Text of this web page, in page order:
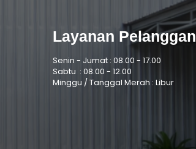
Layanan Pelanggan
Senin - Jumat : 08.00 - 17.00
Sabtu : 08.00 - 12.00
Minggu / Tanggal Merah : Libur